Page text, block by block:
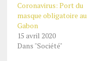
Coronavirus: Port du
masque obligatoire au
Gabon
15 avril 2020
Dans "Société"